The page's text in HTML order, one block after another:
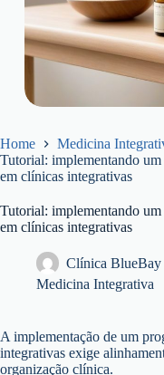
Home
Medicina
Tutorial: implementando um
em clínicas integrativas
Tutorial: implementando um
em clínicas integrativas
Clínica BlueBay
Medicina Integrativa
A implementação de um
integrativas exige
organização clínica.